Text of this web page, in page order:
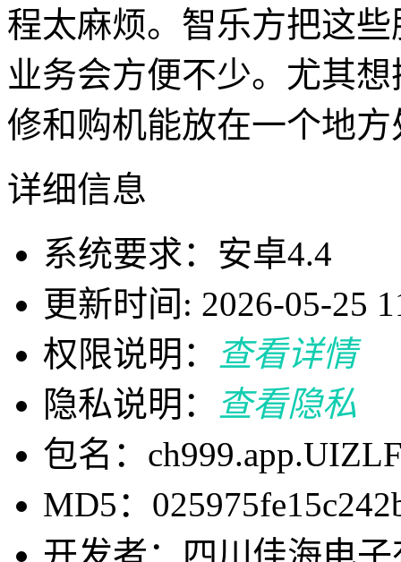
程太麻烦。智乐方把这
业务会方便不少。尤其
修和购机能放在一个地
详细信息
系统要求：安卓4.4
更新时间: 2026-05-25
权限说明：
查看详情
隐私说明：
查看隐私
包名：
MD5：
开发者：四川佳海电